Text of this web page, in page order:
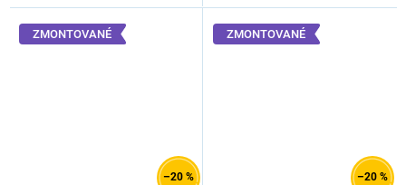
ZMONTOVANÉ
–20 %
ZMONTOVANÉ
–20 %